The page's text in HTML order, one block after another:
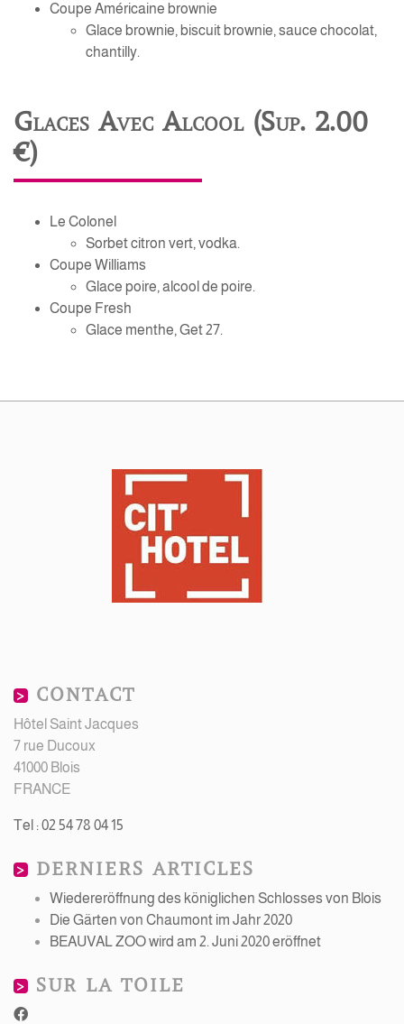
Coupe Américaine brownie
Glace brownie, biscuit brownie, sauce chocolat,
chantilly.
Glaces Avec Alcool (Sup. 2.00
€)
Le Colonel
Sorbet citron vert, vodka.
Coupe Williams
Glace poire, alcool de poire.
Coupe Fresh
Glace menthe, Get 27.
CONTACT
Hôtel Saint Jacques
7 rue Ducoux
41000 Blois
FRANCE
Tel : 02 54 78 04 15
DERNIERS ARTICLES
Wiedereröffnung des königlichen Schlosses von Blois
Die Gärten von Chaumont im Jahr 2020
BEAUVAL ZOO wird am 2. Juni 2020 eröffnet
SUR LA TOILE